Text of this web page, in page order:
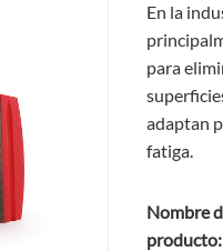
En la
para
adaptan
fatiga.
Nombre
producto: